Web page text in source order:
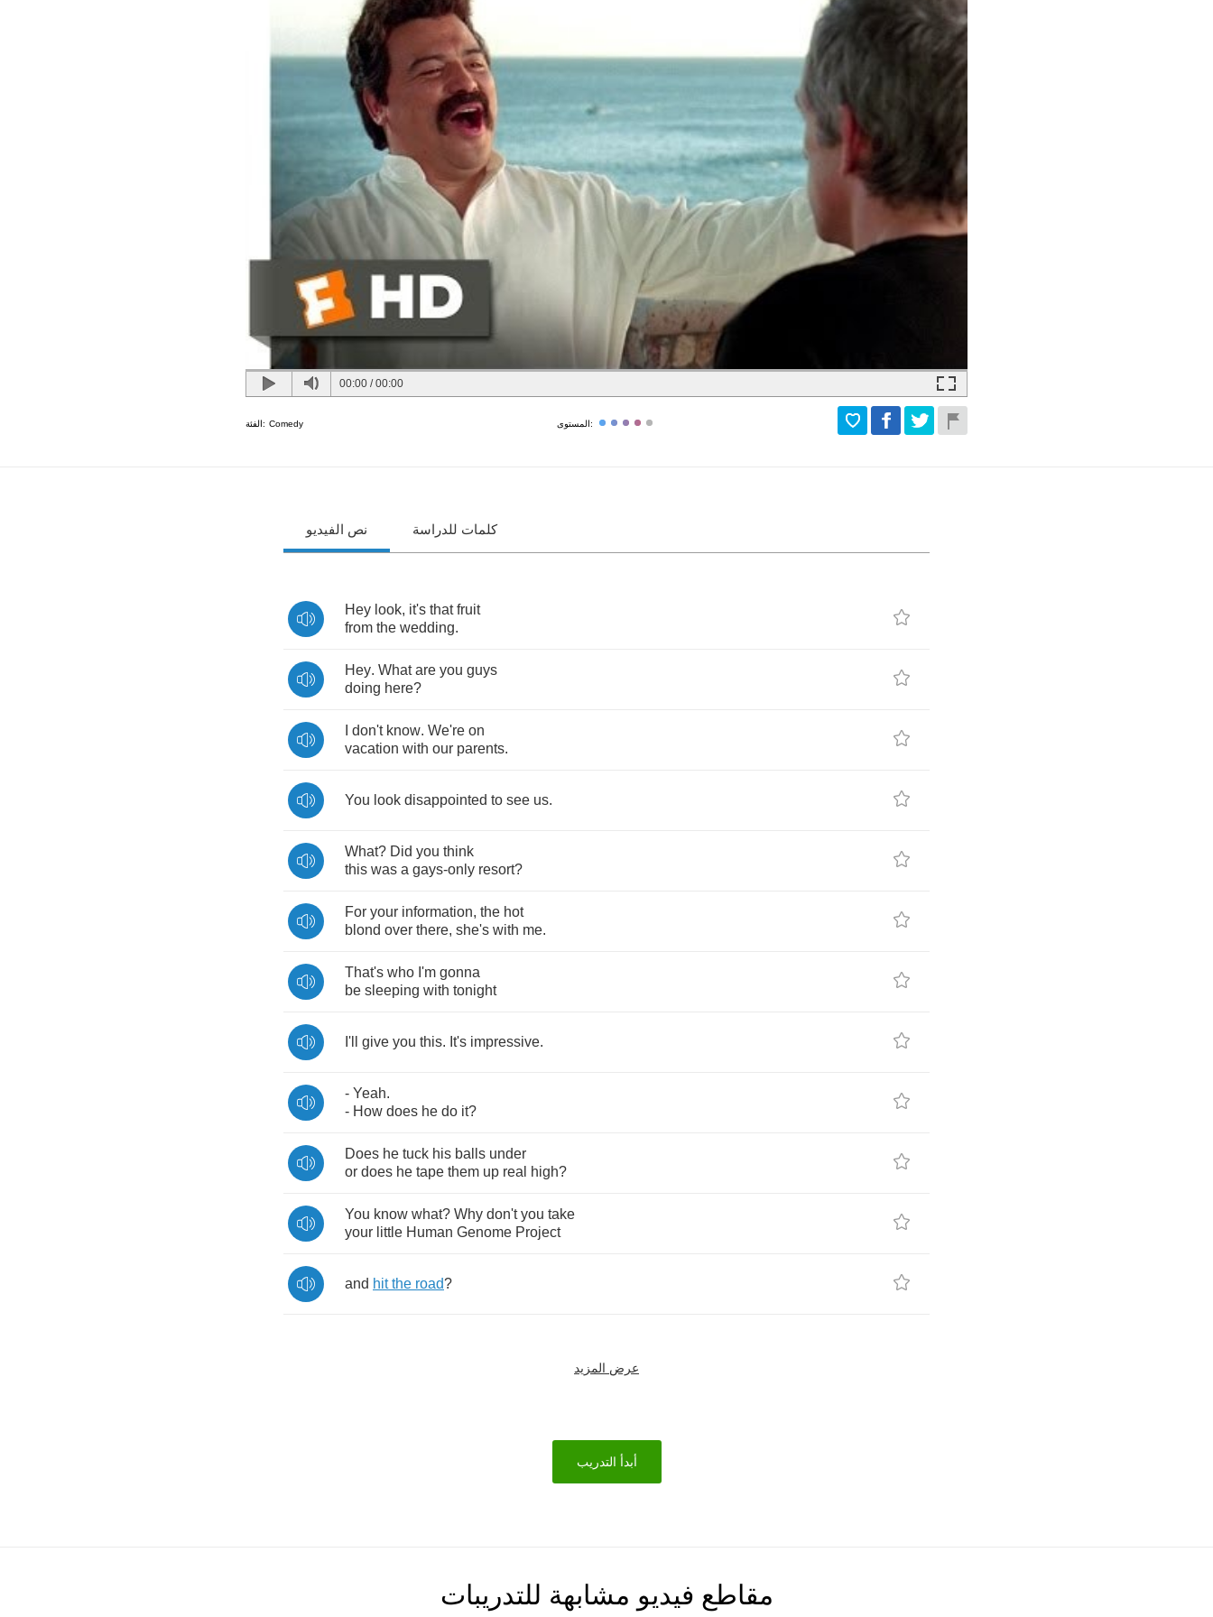
00:00 /00:00
الفئة: Comedy المستوى:
نص الفيديو كلمات للدراسة
Hey look, it's that fruit
from the wedding.
Hey. What are you guys
doing here?
don't know. We're on
vacation with our parents.
You look disappointed to see us.
What? Did you think
this was a gays-only resort?
For your information, the hot
blond over there, she's with me.
That's who I'm gonna
be sleeping with tonight
I'll give you this. It's impressive.
- Yeah.
- How does he do it?
Does he tuck his balls under
or does he tape them up real high?
You know what? Why don't you take
your little Human Genome Project
and hit the road?
عرض المزيد
أبدأ التدريب
مقاطع فيديو مشابهة للتدريبات